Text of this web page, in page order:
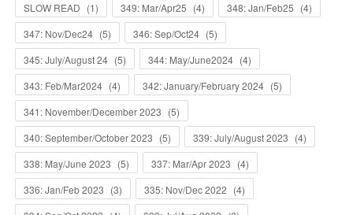
SLOW READ (1) 349: Mar/Apr25 (4) 348: Jan/Feb25 (4)
347: Nov/Dec24 (5) 346: Sep/Oct24 (5)
345: July/August 24 (5) 344: May/June2024 (4)
343: Feb/Mar2024 (4) 342: January/February 2024 (5)
341: November/December 2023 (5)
340: September/October 2023 (5) 339: July/August 2023 (4)
338: May/June 2023 (5) 337: Mar/Apr 2023 (4)
336: Jan/Feb 2023 (3) 335: Nov/Dec 2022 (4)